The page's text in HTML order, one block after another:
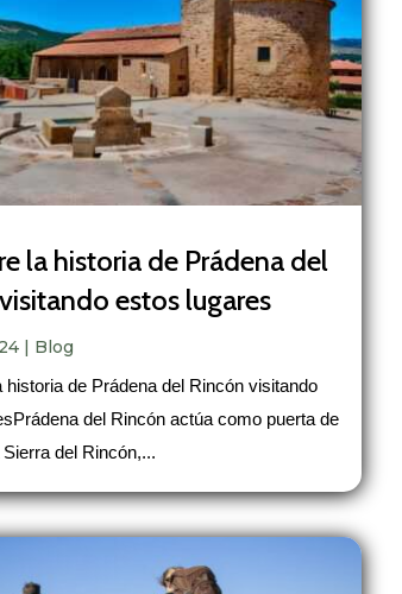
la historia de Prádena del
estos lugares
| Blog
historia de Prádena del Rincón visitando
del Rincón actúa como puerta de
del Rincón,...